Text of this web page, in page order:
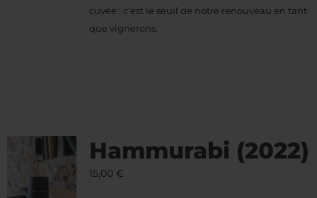
cuvée : c’est le seuil de notre renouveau en tant
que vignerons.
Hammurabi (2022)
15,00 €